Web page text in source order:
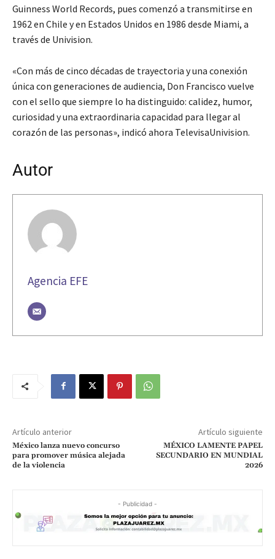
Guinness World Records, pues comenzó a transmitirse en
1962 en Chile y en Estados Unidos en 1986 desde Miami, a
través de Univision.
«Con más de cinco décadas de trayectoria y una conexión
única con generaciones de audiencia, Don Francisco vuelve
con el sello que siempre lo ha distinguido: calidez, humor,
curiosidad y una extraordinaria capacidad para llegar al
corazón de las personas», indicó ahora TelevisaUnivision.
Autor
Agencia EFE
Artículo anterior
México lanza nuevo concurso
para promover música alejada
de la violencia
Artículo siguiente
MÉXICO LAMENTE PAPEL
SECUNDARIO EN MUNDIAL
2026
- Publicidad -